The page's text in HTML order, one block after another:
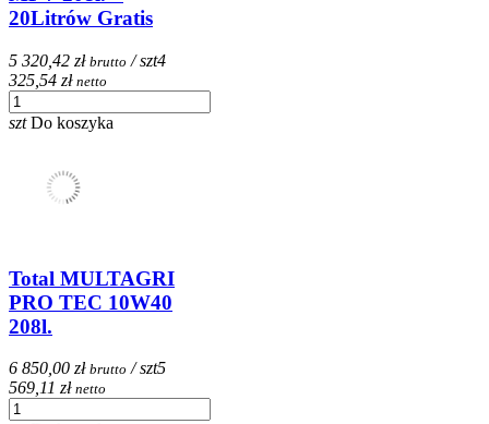
20Litrów Gratis
5 320,42 zł brutto / szt4
325,54 zł netto
szt Do koszyka
Total MULTAGRI
PRO TEC 10W40
208l.
6 850,00 zł brutto / szt5
569,11 zł netto